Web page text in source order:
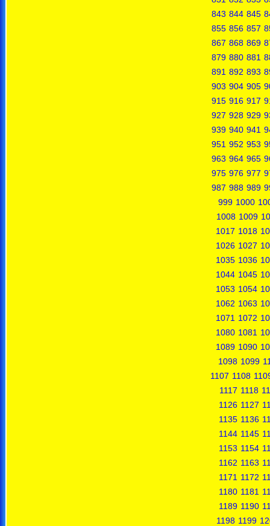
843 844 845
855 856 857
867 868 869
879 880 881
891 892 893
903 904 905
915 916 917
927 928 929
939 940 941
951 952 953
963 964 965
975 976 977
987 988 989
999 1000
1008 1009
1017 1018
1026 1027
1035 1036
1044 1045
1053 1054
1062 1063
1071 1072
1080 1081
1089 1090
1098 1099
1107 1108
1117 1118
1126 1127
1135 1136
1144 1145
1153 1154
1162 1163
1171 1172
1180 1181
1189 1190
1198 1199